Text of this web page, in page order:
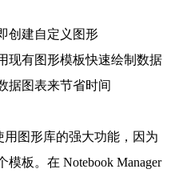
创建自定义图形
现有图形模板快速绘制数据
据图表来节省时间
图形库的强大功能，因为
模板。在 Notebook Manager